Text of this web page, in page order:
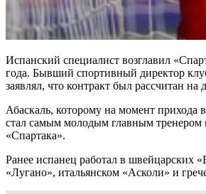
Испанский специалист возглавил
года. Бывший спортивный директор
заявлял, что контракт был рассчитан на
Абаскаль, которому на момент прихода
стал самым молодым главным тренером
«Спартака».
Ранее испанец работал в швейцарских
«Лугано», итальянском «Асколи» и